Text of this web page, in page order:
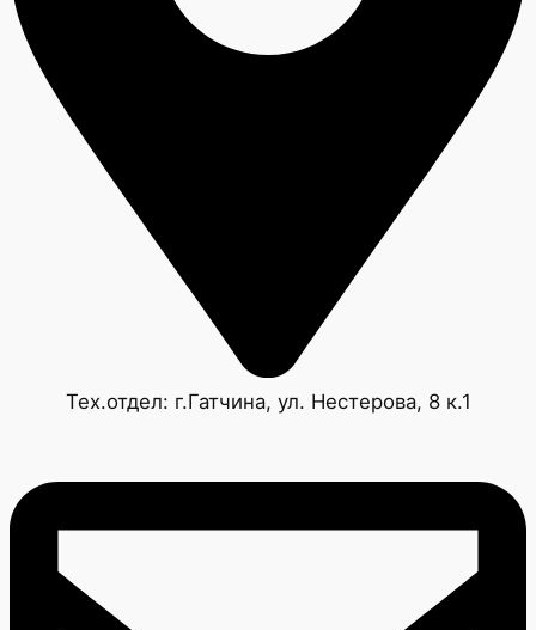
Тех.отдел: г.Гатчина, ул. Нестерова, 8 к.1